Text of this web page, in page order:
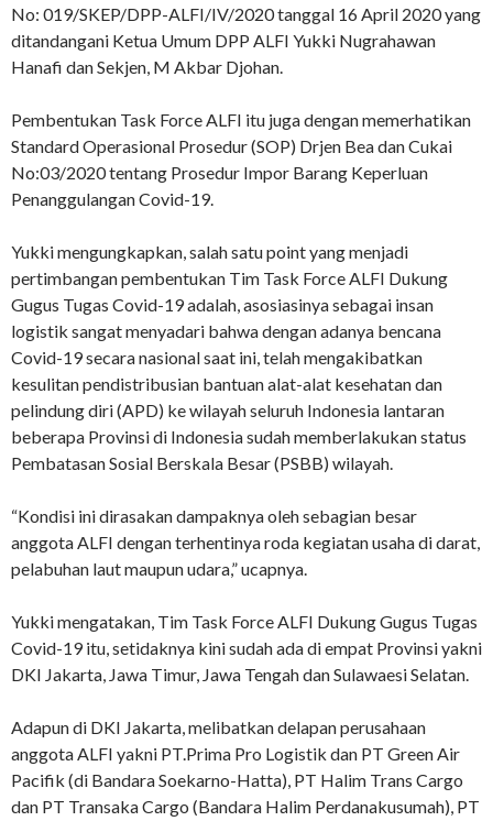
No: 019/SKEP/DPP-ALFI/IV/2020 tanggal 16 April 2020 yang
ditandangani Ketua Umum DPP ALFI Yukki Nugrahawan
Hanafi dan Sekjen, M Akbar Djohan.
Pembentukan Task Force ALFI itu juga dengan memerhatikan
Standard Operasional Prosedur (SOP) Drjen Bea dan Cukai
No:03/2020 tentang Prosedur Impor Barang Keperluan
Penanggulangan Covid-19.
Yukki mengungkapkan, salah satu point yang menjadi
pertimbangan pembentukan Tim Task Force ALFI Dukung
Gugus Tugas Covid-19 adalah, asosiasinya sebagai insan
logistik sangat menyadari bahwa dengan adanya bencana
Covid-19 secara nasional saat ini, telah mengakibatkan
kesulitan pendistribusian bantuan alat-alat kesehatan dan
pelindung diri (APD) ke wilayah seluruh Indonesia lantaran
beberapa Provinsi di Indonesia sudah memberlakukan status
Pembatasan Sosial Berskala Besar (PSBB) wilayah.
“Kondisi ini dirasakan dampaknya oleh sebagian besar
anggota ALFI dengan terhentinya roda kegiatan usaha di darat,
pelabuhan laut maupun udara,” ucapnya.
Yukki mengatakan, Tim Task Force ALFI Dukung Gugus Tugas
Covid-19 itu, setidaknya kini sudah ada di empat Provinsi yakni
DKI Jakarta, Jawa Timur, Jawa Tengah dan Sulawaesi Selatan.
Adapun di DKI Jakarta, melibatkan delapan perusahaan
anggota ALFI yakni PT.Prima Pro Logistik dan PT Green Air
Pacifik (di Bandara Soekarno-Hatta), PT Halim Trans Cargo
dan PT Transaka Cargo (Bandara Halim Perdanakusumah), PT